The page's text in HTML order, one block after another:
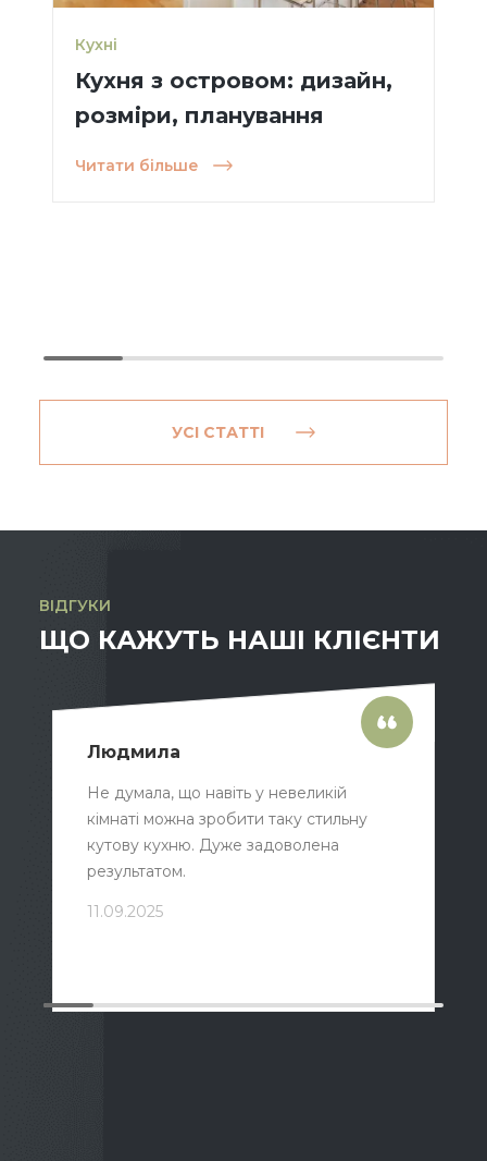
УСІ СТАТТІ
Кухні
Кухня з островом: дизайн,
розміри, планування
Читати більше
ВІДГУКИ
ЩО КАЖУТЬ НАШІ КЛІЄНТИ
Людмила
Не думала, що навіть у невеликій
кімнаті можна зробити таку стильну
кутову кухню. Дуже задоволена
результатом.
11.09.2025